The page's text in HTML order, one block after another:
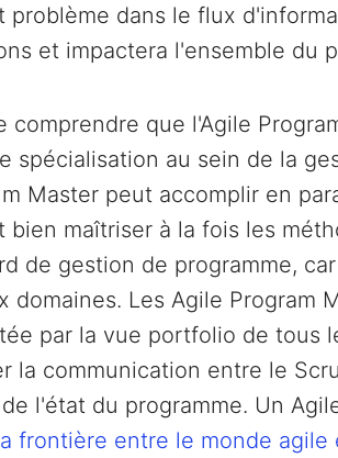
problème dans le flux
et impactera l'ensemble du
comprendre que l'Agile
spécialisation au sein de la
Master peut accomplir en
bien maîtriser à la fois les
de gestion de programme,
domaines. Les Agile Program
par la vue portfolio de tous
la communication entre le
l'état du programme. Un
frontière entre le monde agile